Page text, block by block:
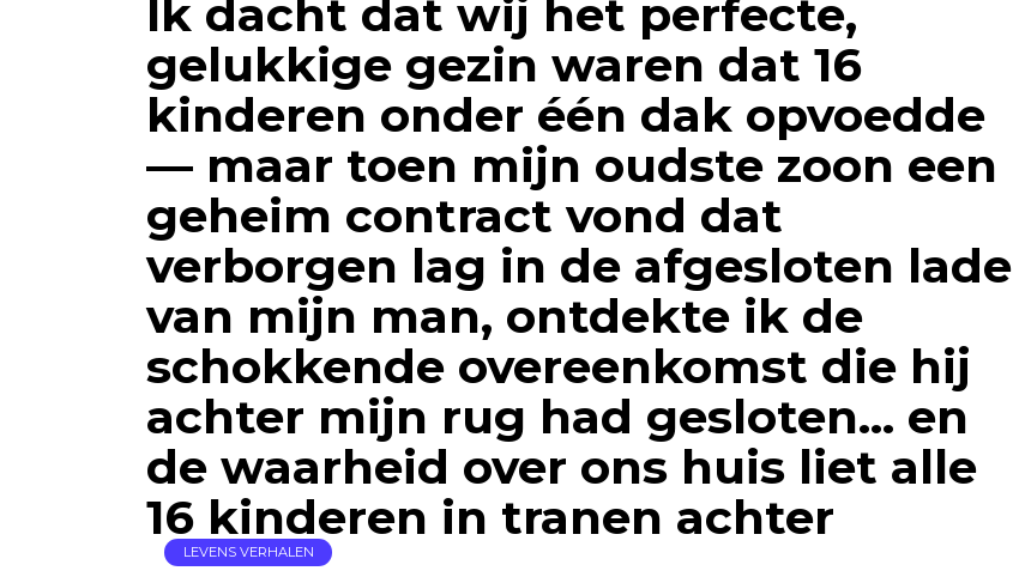
Ik dacht dat wij het perfecte,
gelukkige gezin waren dat 16
kinderen onder één dak opvoedde
— maar toen mijn oudste zoon een
geheim contract vond dat
verborgen lag in de afgesloten lade
van mijn man, ontdekte ik de
schokkende overeenkomst die hij
achter mijn rug had gesloten… en
de waarheid over ons huis liet alle
16 kinderen in tranen achter
LEVENS VERHALEN